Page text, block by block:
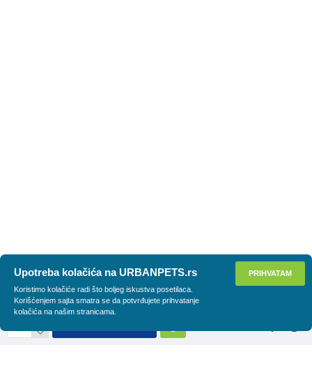
PRIHVATAM
Upotreba kolačića na URBANPETS.rs
Koristimo kolačiće radi što boljeg iskustva posetilaca.
Korišćenjem sajta smatra se da potvrđujete prihvatanje
kolačića na našim stranicama.